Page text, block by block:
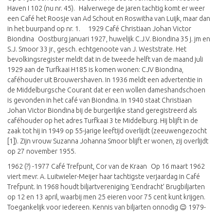
Haven I 102 (nu nr. 45). Halverwege de jaren tachtig komt er weer
een Café het Roosje van Ad Schout en Roswitha van Luijk, maar dan
in het buurpand op nr. 1. 1929 Café Christiaan Johan Victor
Biondina Oostburg januari 1927, huwelijk C.J.V. Biondina 35 j. jm en
S.J. Smoor 33 jr., gesch. echtgenoote van J. Weststrate. Het
bevolkingsregister meldt dat in de tweede helft van de maand juli
1929 aan de Turfkaai H185 is komen wonen: CJV Biondina,
caféhouder uit Brouwershaven. In 1936 meldt een advertentie in
de Middelburgsche Courant dat er een wollen dameshandschoen
is gevonden in het café van Biondina. In 1940 staat Christiaan
Johan Victor Biondina bij de burgerlijke stand geregistreerd als
caféhouder op het adres Turfkaai 3 te Middelburg. Hij blijft in de
zaak tot hij in 1949 op 55-jarige leeftijd overlijdt (zeeuwengezocht
[1]). Zijn vrouw Suzanna Johanna Smoor blijft er wonen, zij overlijdt
op 27 november 1955.
1962 (?) -1977 Café Trefpunt, Cor van de Kraan Op 16 maart 1962
viert mevr. A. Luitwieler-Meijer haar tachtigste verjaardag in Café
Trefpunt. In 1968 houdt biljartvereniging ‘Eendracht’ Brugbiljarten
op 12 en 13 april, waarbij men 25 eieren voor 75 cent kunt krijgen.
Toegankelijk voor iedereen. Kennis van biljarten onnodig 😉 1979-